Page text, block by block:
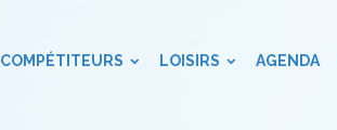
COMPÉTITEURS LOISIRS AGENDA